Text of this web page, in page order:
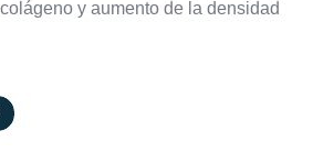
y aumento de la densidad